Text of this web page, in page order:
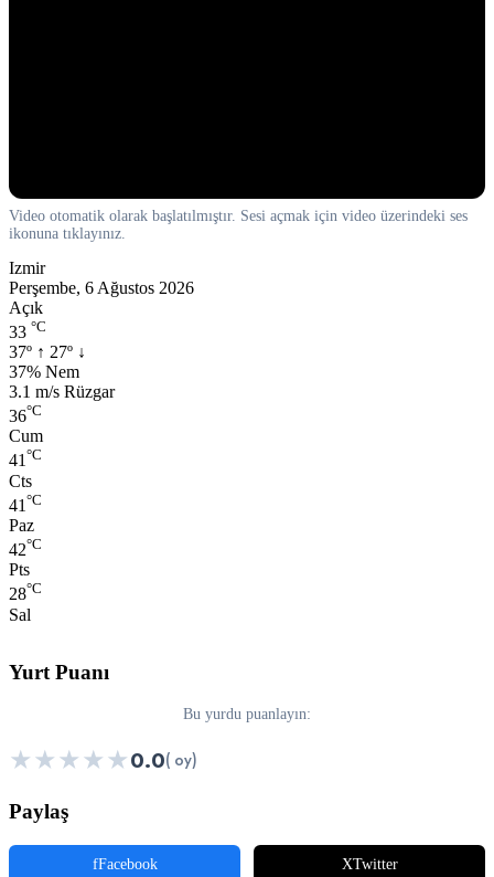
Video otomatik olarak başlatılmıştır. Sesi açmak için video üzerindeki ses
ikonuna tıklayınız.
Izmir
Perşembe, 6 Ağustos 2026
Açık
33 °C
37º ↑ 27º ↓
Nem:
37% Nem
Rüzgar:
3.1 m/s Rüzgar
36°C
Cum
41°C
Cts
41 °C
Paz
42°C
Pts
28°C
Sal
Yurt Puanı
Bu yurdu puanlayın:
★★★★★0.0( oy)
Paylaş
fFacebook XTwitter